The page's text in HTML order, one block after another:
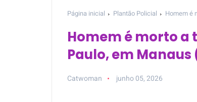
Página inicial Plantão Policial Homem é
Homem é morto a
Paulo, em Manaus
Catwoman junho 05, 2026